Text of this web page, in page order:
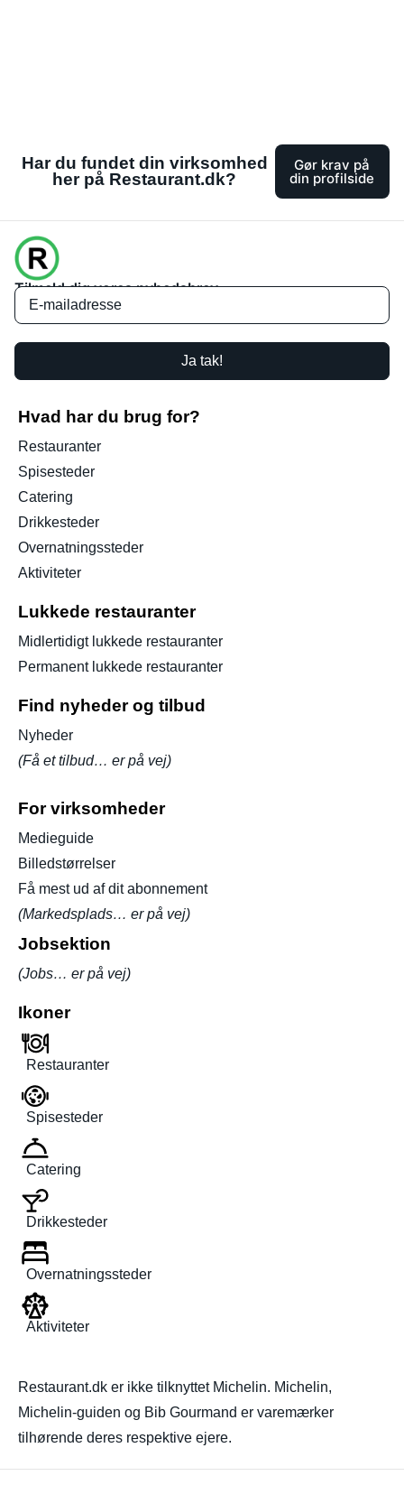
Har du fundet din virksomhed
her på Restaurant.dk?
Gør krav på
din profilside
Tilmeld dig vores nyhedsbrev
Ja tak!
Hvad har du brug for?
Restauranter
Spisesteder
Catering
Drikkesteder
Overnatningssteder
Aktiviteter
Lukkede restauranter
Midlertidigt lukkede restauranter
Permanent lukkede restauranter
Find nyheder og tilbud
Nyheder
(Få et tilbud… er på vej)
For virksomheder
Medieguide
Billedstørrelser
Få mest ud af dit abonnement
(Markedsplads… er på vej)
Jobsektion
(Jobs… er på vej)
Ikoner
Restauranter
Spisesteder
Catering
Drikkesteder
Overnatningssteder
Aktiviteter
Restaurant.dk er ikke tilknyttet Michelin. Michelin,
Michelin-guiden og Bib Gourmand er varemærker
tilhørende deres respektive ejere.